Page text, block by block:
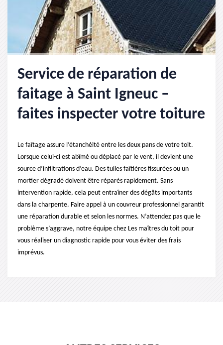
Service de réparation de
faitage à Saint Igneuc –
faites inspecter votre toiture
Le faîtage assure l’étanchéité entre les deux pans de votre toit.
Lorsque celui-ci est abîmé ou déplacé par le vent, il devient une
source d’infiltrations d’eau. Des tuiles faîtières fissurées ou un
mortier dégradé doivent être réparés rapidement. Sans
intervention rapide, cela peut entraîner des dégâts importants
dans la charpente. Faire appel à un couvreur professionnel garantit
une réparation durable et selon les normes. N’attendez pas que le
problème s’aggrave, notre équipe chez Les maîtres du toit pour
vous réaliser un diagnostic rapide pour vous éviter des frais
imprévus.